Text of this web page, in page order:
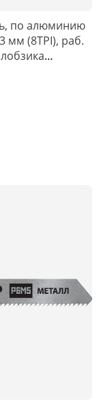
по алюминию
мм (8TPI), раб.